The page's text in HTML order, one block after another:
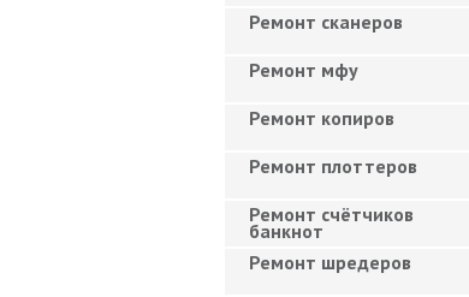
Ремонт сканеров
Ремонт мфу
Ремонт копиров
Ремонт плоттеров
Ремонт счётчиков
банкнот
Ремонт шредеров